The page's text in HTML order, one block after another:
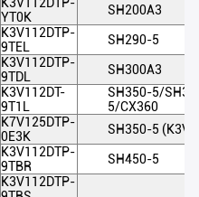
K3V112DTP-
YT0K
SH200A3
K3V112DTP-
9TEL
SH290-5
K3V112DTP-
9TDL
SH300A3
K3V112DT-
9T1L
SH350-5/
5/CX360
K7V125DTP-
0E3K
SH350-5
K3V112DTP-
9TBR
SH450-5
K3V112DTP-